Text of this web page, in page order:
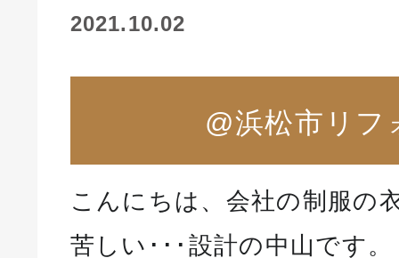
2021.10.02
@浜松市リフ
こんにちは、会社の制服の
苦しい･･･設計の中山です